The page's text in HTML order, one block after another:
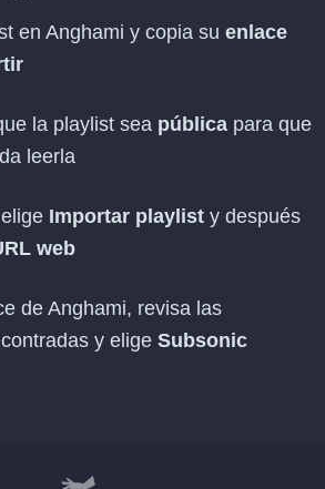
en Anghami y copia su enlace
la playlist sea pública para que
leerla
Importar playlist y después
web
de Anghami, revisa las
y elige Subsonic